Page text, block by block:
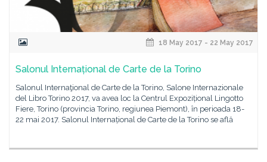
18 May 2017 - 22 May 2017
Salonul Internațional de Carte de la Torino
Salonul Internaţional de Carte de la Torino, Salone Internazionale
del Libro Torino 2017, va avea loc la Centrul Expozițional Lingotto
Fiere, Torino (provincia Torino, regiunea Piemont), în perioada 18-
22 mai 2017. Salonul Internațional de Carte de la Torino se află